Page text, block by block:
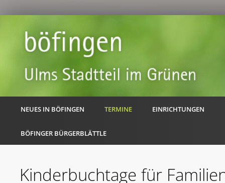
NEUES IN BÖFINGEN TERMINE EINRICHTUNGEN
BÖFINGER BÜRGERBLÄTTLE
Kinderbuchtage für